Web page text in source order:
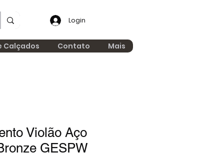
Login
Calçados Contato Mais
Violão Aço
GESPW